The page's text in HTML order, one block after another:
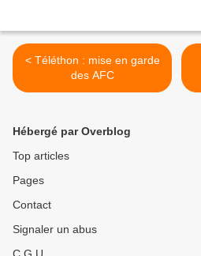
< Téléthon : mise en garde
des AFC
Hébergé par Overblog
Top articles
Pages
Contact
Signaler un abus